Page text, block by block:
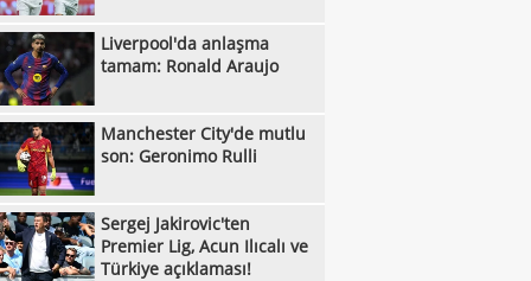
kemiği kırıldı"
Liverpool'da anlaşma tamam: Ronald
Galatasaray, hazırlık maçında Villarreal'i
edecekOyuna girdi, 1 dakika sonra hastaneye
U17 Erkek Milliler, Sırbistan'ı geçerek
yükseldi!Liverpool'dan Barcola hamlesi! PSG'nin
dudak uçuklattı
Kayserispor'da tarihi gün! 15 transfer
Manisa FK, Bolu'da üç puanı kaptı!
Liverpool'da anlaşma
tamam: Ronald Araujo
Manchester City'de mutlu
son: Geronimo Rulli
Sergej Jakirovic'ten
Premier Lig, Acun Ilıcalı ve
Türkiye açıklaması!